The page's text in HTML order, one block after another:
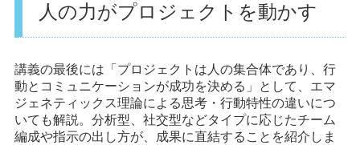
人の力がプロジェクトを動かす
講義の最後には「プロジェクトは人の集合体であり、行
動とコミュニケーションが成功を決める」として、エマ
ジェネティックス理論による思考・行動特性の違いにつ
いても解説。分析型、社交型などタイプに応じたチーム
編成や指示の出し方が、成果に直結することを紹介しま